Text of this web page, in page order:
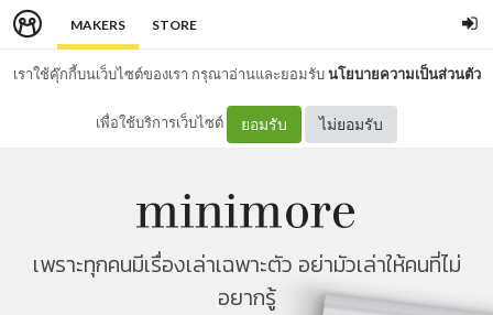
MAKERS STORE
เราใช้คุ๊กกี้บนเว็บไซต์ของเรา กรุณาอ่านและยอมรับนโยบายความเป็นส่วนตัว
เพื่อใช้บริการเว็บไซต์ ยอมรับ ไม่ยอมรับ
เพราะทุกคนมีเรื่องเล่าเฉพาะตัว อย่ามัวเล่าให้คนที่ไม่
อยากรู้